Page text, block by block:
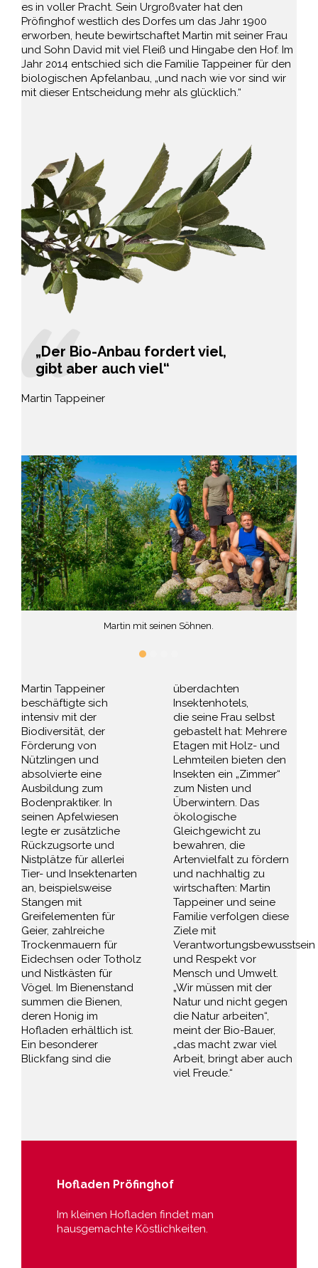
es in voller Pracht. Sein Urgroßvater hat den
Pröfinghof westlich des Dorfes um das Jahr 1900
erworben, heute bewirtschaftet Martin mit seiner Frau
und Sohn David mit viel Fleiß und Hingabe den Hof. Im
Jahr 2014 entschied sich die Familie Tappeiner für den
biologischen Apfelanbau, „und nach wie vor sind wir
mit dieser Entscheidung mehr als glücklich.“
„Der Bio-Anbau fordert viel,
gibt aber auch viel“
Martin Tappeiner
Martin mit seinen Söhnen.
Martin Tappeiner
beschäftigte sich
intensiv mit der
Biodiversität, der
Förderung von
Nützlingen und
absolvierte eine
Ausbildung zum
Bodenpraktiker. In
seinen Apfelwiesen
legte er zusätzliche
Rückzugsorte und
Nistplätze für allerlei
Tier- und Insektenarten
an, beispielsweise
Stangen mit
Greifelementen für
Geier, zahlreiche
Trockenmauern für
Eidechsen oder Totholz
und Nistkästen für
Vögel. Im Bienenstand
summen die Bienen,
deren Honig im
Hofladen erhältlich ist.
Ein besonderer
Blickfang sind die
überdachten
Insektenhotels,
die seine Frau selbst
gebastelt hat: Mehrere
Etagen mit Holz- und
Lehmteilen bieten den
Insekten ein „Zimmer“
zum Nisten und
Überwintern. Das
ökologische
Gleichgewicht zu
bewahren, die
Artenvielfalt zu fördern
und nachhaltig zu
wirtschaften: Martin
Tappeiner und seine
Familie verfolgen diese
Ziele mit
Verantwortungsbewusstsein
und Respekt vor
Mensch und Umwelt.
„Wir müssen mit der
Natur und nicht gegen
die Natur arbeiten“,
meint der Bio-Bauer,
„das macht zwar viel
Arbeit, bringt aber auch
viel Freude.“
Hofladen Pröfinghof
Im kleinen Hofladen findet man
hausgemachte Köstlichkeiten.